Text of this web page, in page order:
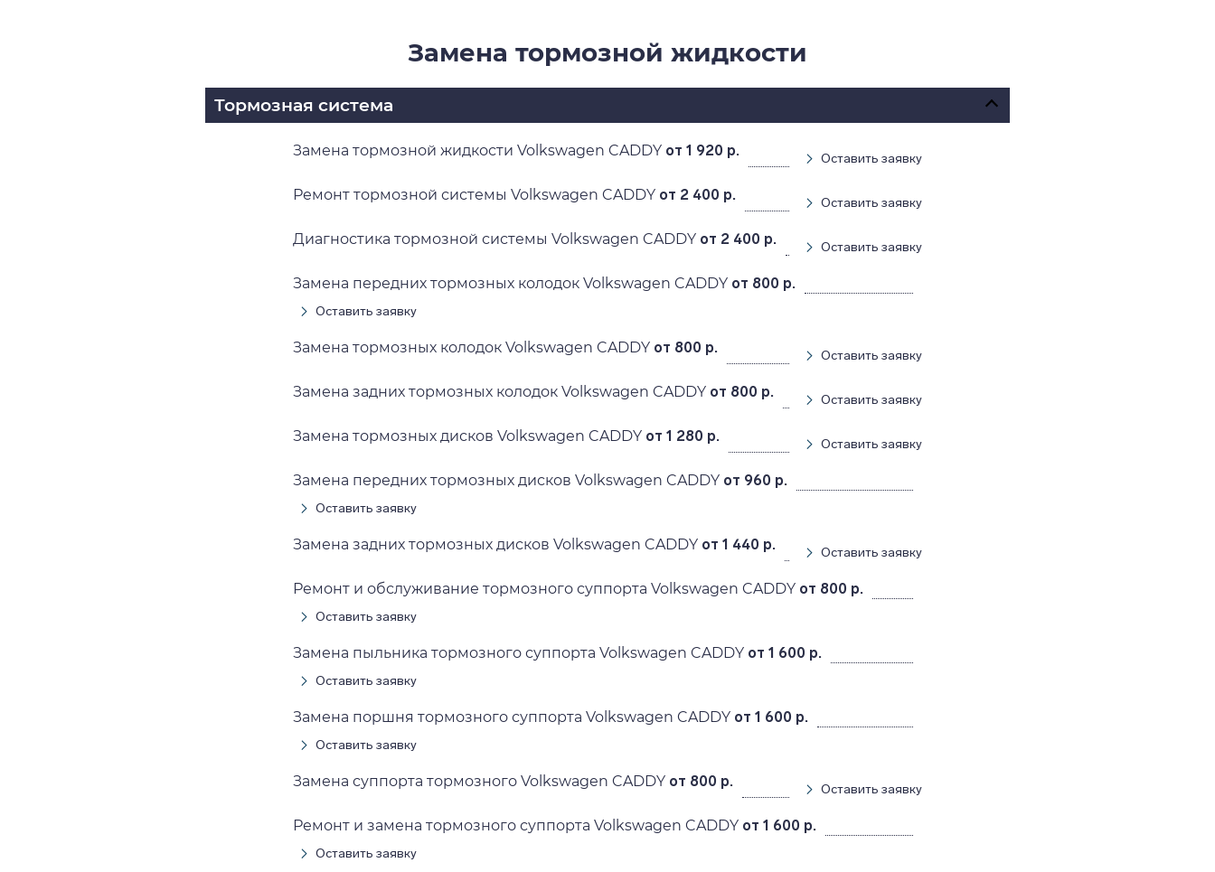
Замена тормозной жидкости
Тормозная система
Замена тормозной жидкости Volkswagen CADDY от 1 920 р. Оставить заявку
Ремонт тормозной системы Volkswagen CADDY от 2 400 р. Оставить заявку
Диагностика тормозной системы Volkswagen CADDY от 2 400 р. Оставить заявку
Замена передних тормозных колодок Volkswagen CADDY от 800 р.
Оставить заявку
Замена тормозных колодок Volkswagen CADDY от 800 р. Оставить заявку
Замена задних тормозных колодок Volkswagen CADDY от 800 р. Оставить заявку
Замена тормозных дисков Volkswagen CADDY от 1 280 р. Оставить заявку
Замена передних тормозных дисков Volkswagen CADDY от 960 р.
Оставить заявку
Замена задних тормозных дисков Volkswagen CADDY от 1 440 р. Оставить заявку
Ремонт и обслуживание тормозного суппорта Volkswagen CADDY от 800 р.
Оставить заявку
Замена пыльника тормозного суппорта Volkswagen CADDY от 1 600 р.
Оставить заявку
Замена поршня тормозного суппорта Volkswagen CADDY от 1 600 р.
Оставить заявку
Замена суппорта тормозного Volkswagen CADDY от 800 р. Оставить заявку
Ремонт и замена тормозного суппорта Volkswagen CADDY от 1 600 р.
Оставить заявку